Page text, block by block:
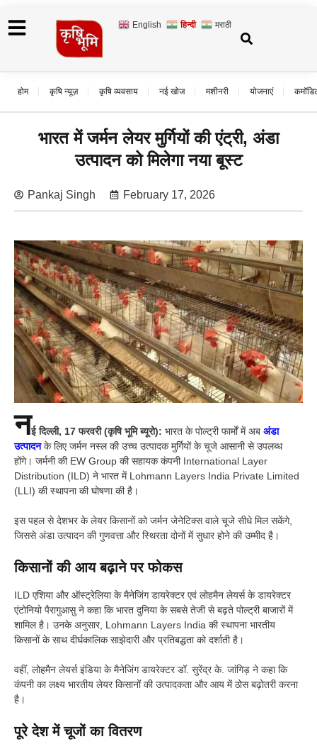
English हिन्दी मराठी
होम कृषि न्यूज़ कृषि व्यवसाय नई खोज मशीनरी योजनाएं
भारत में जर्मन लेयर मुर्गियों की एंट्री, अंडा
उत्पादन को मिलेगा नया बूस्ट
Pankaj Singh February 17, 2026
नई दिल्ली, 17 फरवरी (कृषि भूमि ब्यूरो): भारत के पोल्ट्री फार्मों में अब अंडा
उत्पादनके लिए जर्मन नस्ल की उच्च उत्पादक मुर्गियों के चूजे आसानी से उपलब्ध
होंगे। जर्मनी की EW Group की सहायक कंपनी International Layer
Distribution (ILD) ने भारत में Lohmann Layers India Private Limited
(LLI) की स्थापना की घोषणा की है।
इस पहल से देशभर के लेयर किसानों को जर्मन जेनेटिक्स वाले चूजे सीधे मिल सकेंगे,
जिससे अंडा उत्पादन की गुणवत्ता और स्थिरता दोनों में सुधार होने की उम्मीद है।
किसानों की आय बढ़ाने पर फोकस
ILD एशिया और ऑस्ट्रेलिया के मैनेजिंग डायरेक्टर एवं लोहमैन लेयर्स के डायरेक्टर
एंटोनियो पैरागुआसु ने कहा कि भारत दुनिया के सबसे तेजी से बढ़ते पोल्ट्री बाजारों में
शामिल है। उनके अनुसार, Lohmann Layers India की स्थापना भारतीय
किसानों के साथ दीर्घकालिक साझेदारी और प्रतिबद्धता को दर्शाती है।
वहीं, लोहमैन लेयर्स इंडिया के मैनेजिंग डायरेक्टर डॉ. सुरेंद्र के. जांगिड़ ने कहा कि
कंपनी का लक्ष्य भारतीय लेयर किसानों की उत्पादकता और आय में ठोस बढ़ोतरी करना
है।
पूरे देश में चूजों का वितरण